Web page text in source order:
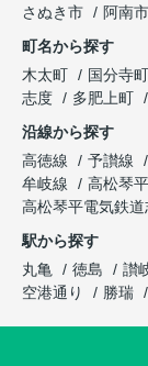
さぬき市
阿南市
町名から探す
木太町
国分寺
志度
多肥上町
沿線から探す
高徳線
予讃線
牟岐線
高松琴
高松琴平電気鉄道
駅から探す
丸亀
徳島 讃
空港通り
勝瑞